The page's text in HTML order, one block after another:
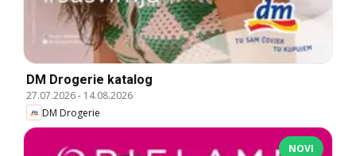
DM Drogerie katalog
27.07.2026- 14.08.2026
DM Drogerie
NOVI